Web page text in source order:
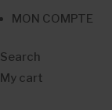
MON COMPTE
Search
My cart